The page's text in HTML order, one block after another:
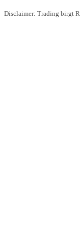
Disclaimer: Trading birgt